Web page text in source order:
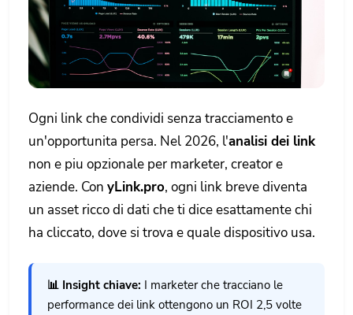
Ogni link che condividi senza tracciamento e
un'opportunita persa. Nel 2026, l'analisi dei link
non e piu opzionale per marketer, creator e
aziende. Con yLink.pro, ogni link breve diventa
un asset ricco di dati che ti dice esattamente chi
ha cliccato, dove si trova e quale dispositivo usa.
📊 Insight chiave: I marketer che tracciano le
performance dei link ottengono un ROI 2,5 volte